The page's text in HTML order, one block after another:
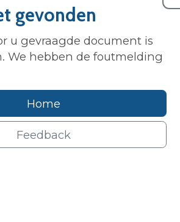
gevonden
u gevraagde document is
We hebben de foutmelding
Home
Feedback